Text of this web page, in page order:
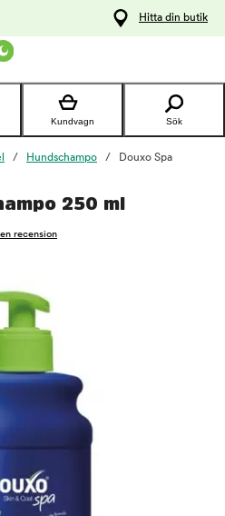
Hitta din butik
Kundvagn Sök
Hundschampo
Douxo Spa
250 ml
recension